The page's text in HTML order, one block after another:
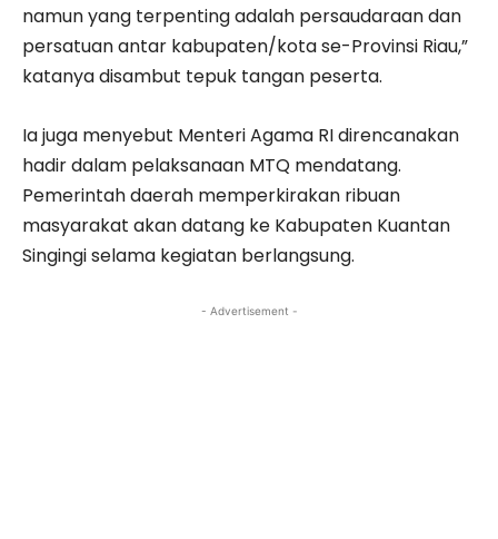
namun yang terpenting adalah persaudaraan dan
persatuan antar kabupaten/kota se-Provinsi Riau,”
katanya disambut tepuk tangan peserta.
Ia juga menyebut Menteri Agama RI direncanakan
hadir dalam pelaksanaan MTQ mendatang.
Pemerintah daerah memperkirakan ribuan
masyarakat akan datang ke Kabupaten Kuantan
Singingi selama kegiatan berlangsung.
- Advertisement -